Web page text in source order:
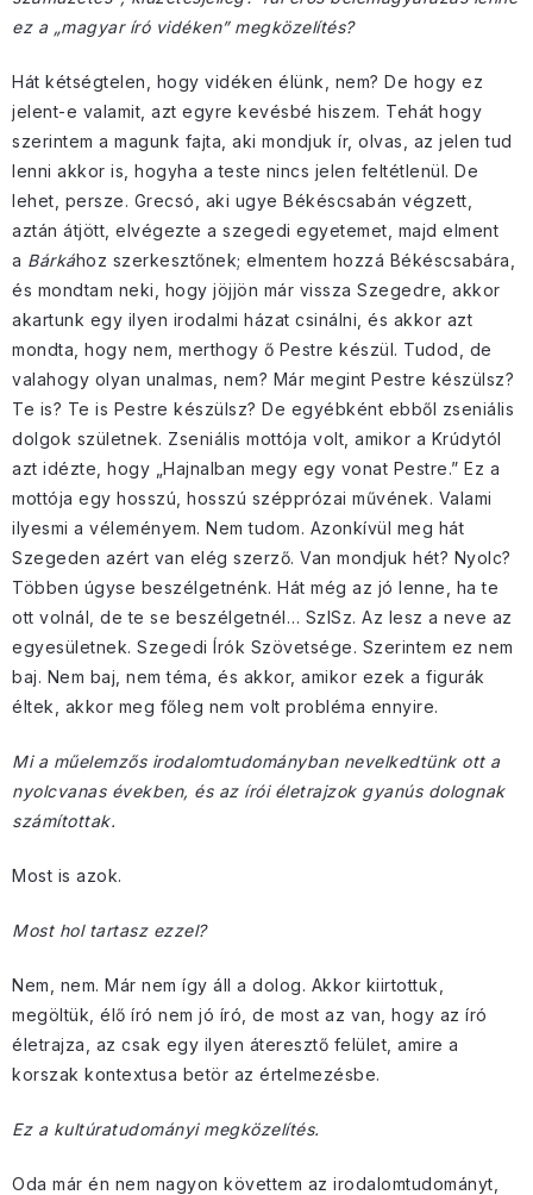
ez a „magyar író vidéken” megközelítés?
Hát kétségtelen, hogy vidéken élünk, nem? De hogy ez
jelent-e valamit, azt egyre kevésbé hiszem. Tehát hogy
szerintem a magunk fajta, aki mondjuk ír, olvas, az jelen tud
lenni akkor is, hogyha a teste nincs jelen feltétlenül. De
lehet, persze. Grecsó, aki ugye Békéscsabán végzett,
aztán átjött, elvégezte a szegedi egyetemet, majd elment
a Bárkához szerkesztőnek; elmentem hozzá Békéscsabára,
és mondtam neki, hogy jöjjön már vissza Szegedre, akkor
akartunk egy ilyen irodalmi házat csinálni, és akkor azt
mondta, hogy nem, merthogy ő Pestre készül. Tudod, de
valahogy olyan unalmas, nem? Már megint Pestre készülsz?
Te is? Te is Pestre készülsz? De egyébként ebből zseniális
dolgok születnek. Zseniális mottója volt, amikor a Krúdytól
azt idézte, hogy „Hajnalban megy egy vonat Pestre.” Ez a
mottója egy hosszú, hosszú szépprózai művének. Valami
ilyesmi a véleményem. Nem tudom. Azonkívül meg hát
Szegeden azért van elég szerző. Van mondjuk hét? Nyolc?
Többen úgyse beszélgetnénk. Hát még az jó lenne, ha te
ott volnál, de te se beszélgetnél… SzISz. Az lesz a neve az
egyesületnek. Szegedi Írók Szövetsége. Szerintem ez nem
baj. Nem baj, nem téma, és akkor, amikor ezek a figurák
éltek, akkor meg főleg nem volt probléma ennyire.
Mi a műelemzős irodalomtudományban nevelkedtünk ott a
nyolcvanas években, és az írói életrajzok gyanús dolognak
számítottak.
Most is azok.
Most hol tartasz ezzel?
Nem, nem. Már nem így áll a dolog. Akkor kiirtottuk,
megöltük, élő író nem jó író, de most az van, hogy az író
életrajza, az csak egy ilyen áteresztő felület, amire a
korszak kontextusa betör az értelmezésbe.
Ez a kultúratudományi megközelítés.
Oda már én nem nagyon követtem az irodalomtudományt,